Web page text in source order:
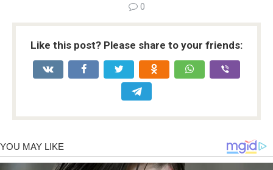
0
Like this post? Please share to your friends: